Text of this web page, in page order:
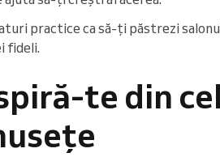
practice ca să-ți păstrezi
fideli.
te din